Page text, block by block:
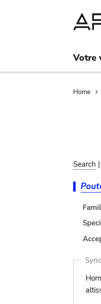
Votre
Home
Search |